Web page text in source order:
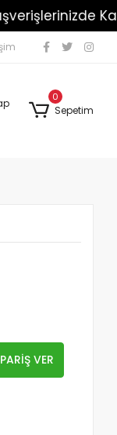
0
Sepetim
VER